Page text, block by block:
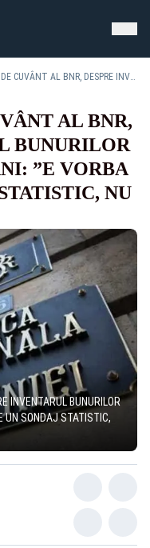
PURTĂTORUL DE CUVÂNT AL BNR, DESPRE INVENTARUL BUNURILOR DEȚINUTE DE ROMÂNI: ”E VORBA DESPRE UN SONDAJ STATISTIC, NU DE RECESĂMÂNT”
AL BNR,
BUNURILOR
”E VORBA
NU
INVENTARUL BUNURILOR
UN SONDAJ STATISTIC,